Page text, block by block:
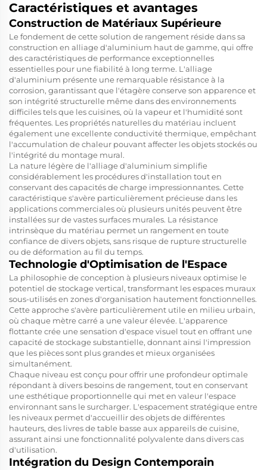
Caractéristiques et avantages
Construction de Matériaux Supérieure
Le fondement de cette solution de rangement réside dans sa
construction en alliage d'aluminium haut de gamme, qui offre
des caractéristiques de performance exceptionnelles
essentielles pour une fiabilité à long terme. L'alliage
d'aluminium présente une remarquable résistance à la
corrosion, garantissant que l'étagère conserve son apparence et
son intégrité structurelle même dans des environnements
difficiles tels que les cuisines, où la vapeur et l'humidité sont
fréquentes. Les propriétés naturelles du matériau incluent
également une excellente conductivité thermique, empêchant
l'accumulation de chaleur pouvant affecter les objets stockés ou
l'intégrité du montage mural.
La nature légère de l'alliage d'aluminium simplifie
considérablement les procédures d'installation tout en
conservant des capacités de charge impressionnantes. Cette
caractéristique s'avère particulièrement précieuse dans les
applications commerciales où plusieurs unités peuvent être
installées sur de vastes surfaces murales. La résistance
intrinsèque du matériau permet un rangement en toute
confiance de divers objets, sans risque de rupture structurelle
ou de déformation au fil du temps.
Technologie d'Optimisation de l'Espace
La philosophie de conception à plusieurs niveaux optimise le
potentiel de stockage vertical, transformant les espaces muraux
sous-utilisés en zones d'organisation hautement fonctionnelles.
Cette approche s'avère particulièrement utile en milieu urbain,
où chaque mètre carré a une valeur élevée. L'apparence
flottante crée une sensation d'espace visuel tout en offrant une
capacité de stockage substantielle, donnant ainsi l'impression
que les pièces sont plus grandes et mieux organisées
simultanément.
Chaque niveau est conçu pour offrir une profondeur optimale
répondant à divers besoins de rangement, tout en conservant
une esthétique proportionnelle qui met en valeur l'espace
environnant sans le surcharger. L'espacement stratégique entre
les niveaux permet d'accueillir des objets de différentes
hauteurs, des livres de table basse aux appareils de cuisine,
assurant ainsi une fonctionnalité polyvalente dans divers cas
d'utilisation.
Intégration du Design Contemporain